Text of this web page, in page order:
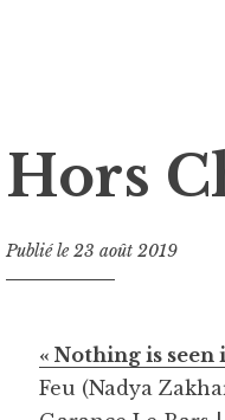
Hors
Publié le23 août 2019
« Nothing is seen
Feu (Nadya